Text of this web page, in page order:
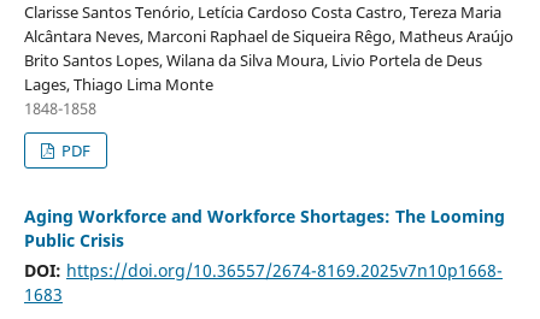
Clarisse Santos Tenório, Letícia Cardoso Costa Castro, Tereza Maria
Alcântara Neves, Marconi Raphael de Siqueira Rêgo, Matheus Araújo
Brito Santos Lopes, Wilana da Silva Moura, Livio Portela de Deus
Lages, Thiago Lima Monte
1848-1858
PDF
Aging Workforce and Workforce Shortages: The Looming
Public Crisis
DOI: https://doi.org/10.36557/2674-8169.2025v7n10p1668-
1683